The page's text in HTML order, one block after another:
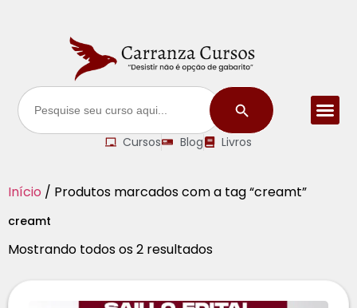
Search
for:
Search Button
Cursos Blog Livros
Início / Produtos marcados com a tag “creamt”
creamt
Mostrando todos os 2 resultados